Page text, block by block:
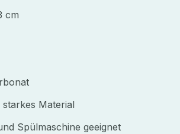
cm
Material
Spülmaschine geeignet